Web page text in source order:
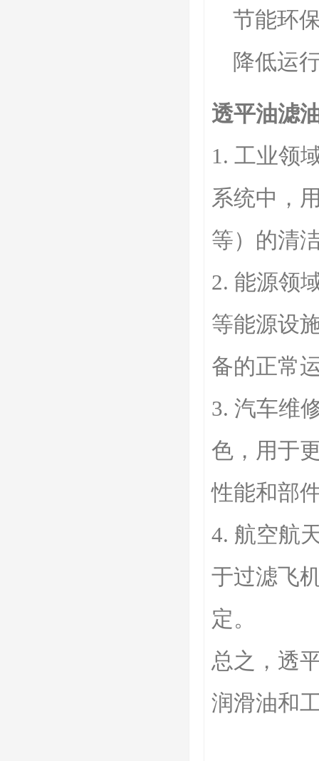
节能环
降低运
透平油滤
1. 工业领
系统中，
等）的清
2. 能源领
等能源设
备的正常
3. 汽车维
色，用于
性能和部
4. 航空航
于过滤飞
定。
总之，透
润滑油和